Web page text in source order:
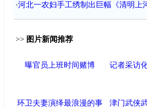
·河北一农妇手工绣制出巨幅《清明上
>> 图片新闻推荐
曝官员上班时间赌博 记者采访
环卫夫妻演绎最浪漫的事 津门武侠